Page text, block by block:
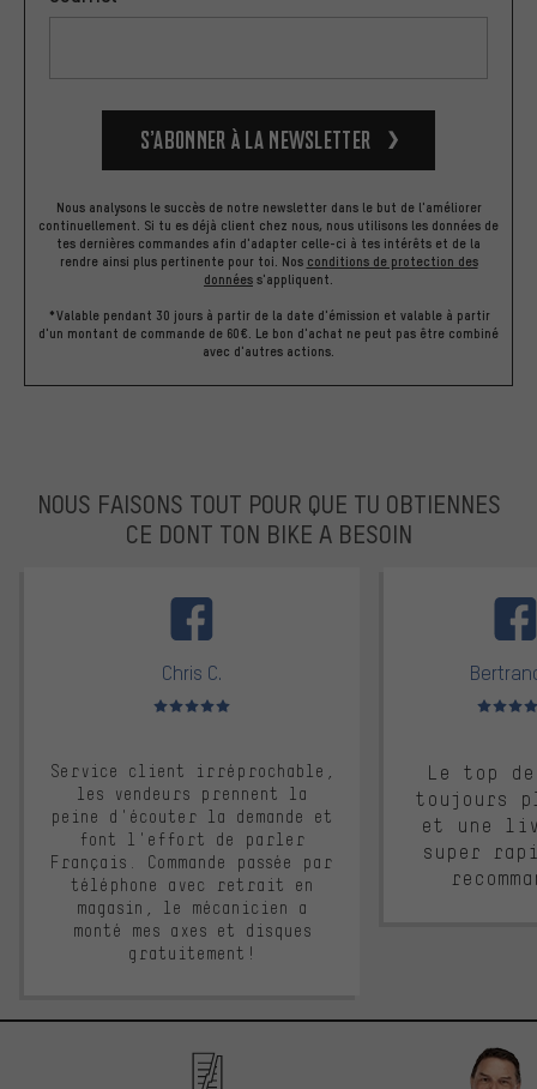
S’abonner à la newsletter
Nous analysons le succès de notre newsletter dans le but de l'améliorer
continuellement. Si tu es déjà client chez nous, nous utilisons les données de
tes dernières commandes afin d'adapter celle-ci à tes intérêts et de la
rendre ainsi plus pertinente pour toi. Nos conditions de protection des
données s'appliquent.
*Valable pendant 30 jours à partir de la date d'émission et valable à partir
d'un montant de commande de 60€. Le bon d'achat ne peut pas être combiné
avec d'autres actions.
NOUS FAISONS TOUT POUR QUE TU OBTIENNES
CE DONT TON BIKE A BESOIN
Chris C.
Note moyenne : 5 sur 5
Service client irréprochable,
les vendeurs prennent la
peine d'écouter la demande et
font l'effort de parler
Français. Commande passée par
téléphone avec retrait en
magasin, le mécanicien a
monté mes axes et disques
gratuitement!
Note
Le top
toujours
et une
super